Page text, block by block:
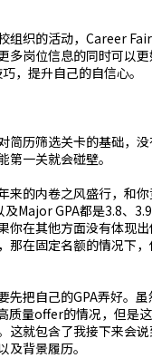
组织的活动，Career
多岗位信息的同时可以
，提升自己的自信心。
简历筛选关卡的基础，
第一关就会碰壁。
来的内卷之风盛行，和
Major GPA都是3.8、
你在其他方面没有体现
那在固定名额的情况下
先把自己的GPA弄好。
质量offer的情况，但是
这就包含了我接下来会
及背景履历。